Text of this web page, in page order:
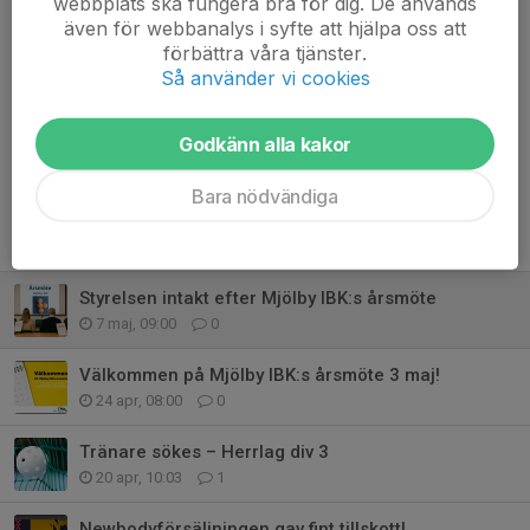
Styrelsen intakt efter Mjölby IBK:s årsmöte
7 maj, 09:00 0
Välkommen på Mjölby IBK:s årsmöte 3 maj!
24 apr, 08:00 0
Tränare sökes – Herrlag div 3
20 apr, 10:03 1
även för webbanalys i syfte att hjälpa oss att
förbättra våra tjänster.
Så använder vi cookies
Godkänn alla kakor
Bara nödvändiga